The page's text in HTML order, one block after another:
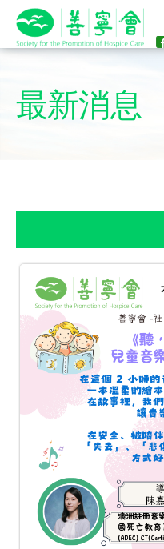
最新消息